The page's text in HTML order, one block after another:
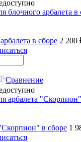
в сборе 2 200
Сравнение
в сборе 1